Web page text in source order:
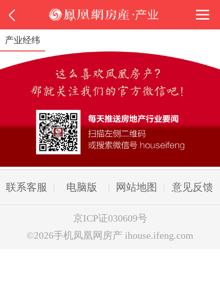
产业经纬
联系客服 电脑版 网站地图 意见反馈
京ICP证030609号
©2026手机凤凰网房产 ihouse.ifeng.com